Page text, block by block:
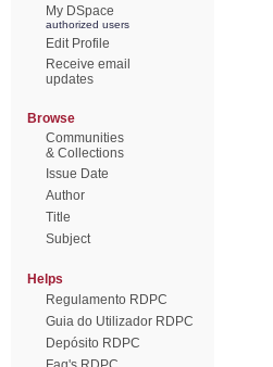
My DSpace
authorized users
Edit Profile
Receive email
updates
Browse
Communities
& Collections
Issue Date
Author
Title
Subject
Helps
Regulamento RDPC
Guia do Utilizador RDPC
Depósito RDPC